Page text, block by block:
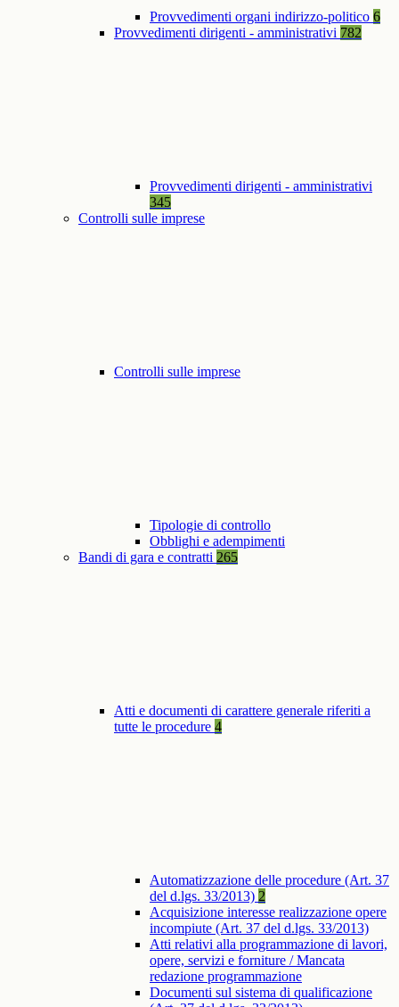
Provvedimenti organi indirizzo-politico 6
Provvedimenti dirigenti - amministrativi 782
Provvedimenti dirigenti - amministrativi
345
Controlli sulle imprese
Controlli sulle imprese
Tipologie di controllo
Obblighi e adempimenti
Bandi di gara e contratti 265
Atti e documenti di carattere generale riferiti a
tutte le procedure 4
Automatizzazione delle procedure (Art. 37
del d.lgs. 33/2013) 2
Acquisizione interesse realizzazione opere
incompiute (Art. 37 del d.lgs. 33/2013)
Atti relativi alla programmazione di lavori,
opere, servizi e forniture / Mancata
redazione programmazione
Documenti sul sistema di qualificazione